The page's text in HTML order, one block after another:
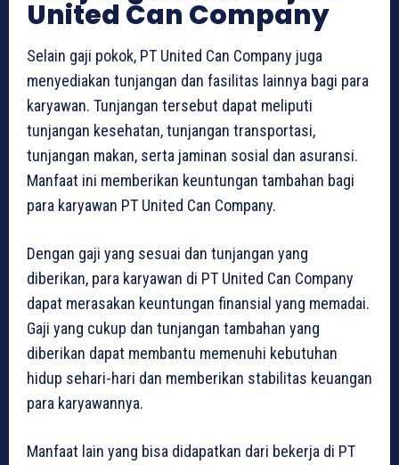
United Can Company
Selain gaji pokok, PT United Can Company juga
menyediakan tunjangan dan fasilitas lainnya bagi para
karyawan. Tunjangan tersebut dapat meliputi
tunjangan kesehatan, tunjangan transportasi,
tunjangan makan, serta jaminan sosial dan asuransi.
Manfaat ini memberikan keuntungan tambahan bagi
para karyawan PT United Can Company.
Dengan gaji yang sesuai dan tunjangan yang
diberikan, para karyawan di PT United Can Company
dapat merasakan keuntungan finansial yang memadai.
Gaji yang cukup dan tunjangan tambahan yang
diberikan dapat membantu memenuhi kebutuhan
hidup sehari-hari dan memberikan stabilitas keuangan
para karyawannya.
Manfaat lain yang bisa didapatkan dari bekerja di PT